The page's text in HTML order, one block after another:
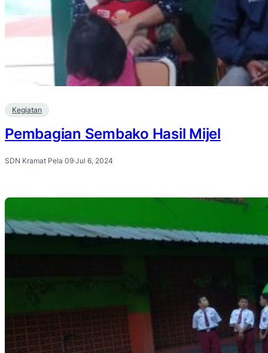
Kegiatan
Pembagian Sembako Hasil Mijel
SDN Kramat Pela 09·Jul 6, 2024